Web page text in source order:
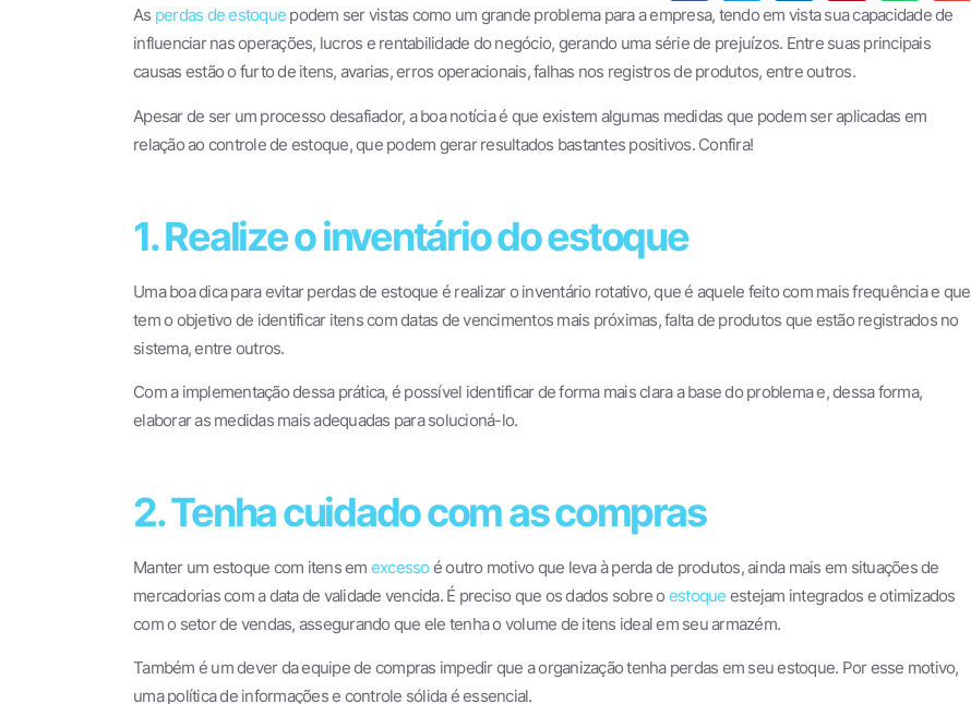
As perdas de estoque podem ser vistas como um grande problema para a empresa, tendo em vista sua capacidade de
influenciar nas operações, lucros e rentabilidade do negócio, gerando uma série de prejuízos. Entre suas principais
causas estão o furto de itens, avarias, erros operacionais, falhas nos registros de produtos, entre outros.
Apesar de ser um processo desafiador, a boa notícia é que existem algumas medidas que podem ser aplicadas em
relação ao controle de estoque, que podem gerar resultados bastantes positivos. Confira!
1. Realize o inventário do estoque
Uma boa dica para evitar perdas de estoque é realizar o inventário rotativo, que é aquele feito com mais frequência e que
tem o objetivo de identificar itens com datas de vencimentos mais próximas, falta de produtos que estão registrados no
sistema, entre outros.
Com a implementação dessa prática, é possível identificar de forma mais clara a base do problema e, dessa forma,
elaborar as medidas mais adequadas para solucioná-lo.
2. Tenha cuidado com as compras
Manter um estoque com itens em excessoé outro motivo que leva à perda de produtos, ainda mais em situações de
mercadorias com a data de validade vencida. É preciso que os dados sobre o estoque estejam integrados e otimizados
com o setor de vendas, assegurando que ele tenha o volume de itens ideal em seu armazém.
Também é um dever da equipe de compras impedir que a organização tenha perdas em seu estoque. Por esse motivo,
uma política de informações e controle sólida é essencial.